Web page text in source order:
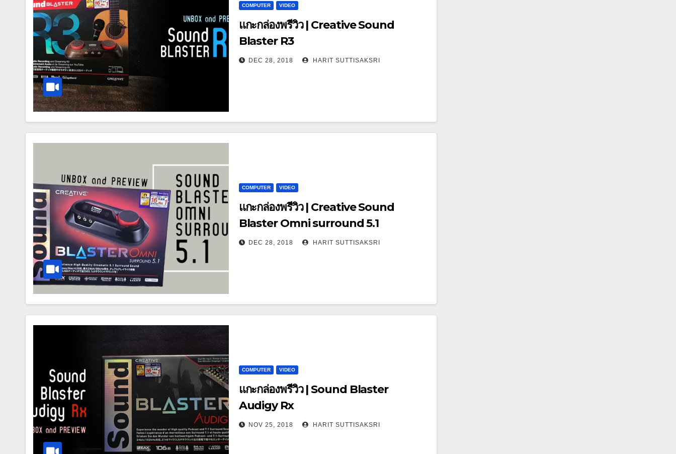
COMPUTER VIDEO
แกะกล่องพรีวิว | Creative Sound
Blaster R3
DEC 28, 2018 HARIT SUTTISAKSRI
COMPUTER VIDEO
แกะกล่องพรีวิว | Creative Sound
Blaster Omni surround 5.1
DEC 28, 2018 HARIT SUTTISAKSRI
COMPUTER VIDEO
แกะกล่องพรีวิว | Sound Blaster
Audigy Rx
NOV 25, 2018 HARIT SUTTISAKSRI